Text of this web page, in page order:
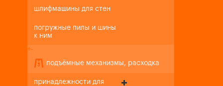
шлифмашины для стен
погружные пилы и шины
к ним
+-
подъёмные механизмы, расходка
принадлежности для